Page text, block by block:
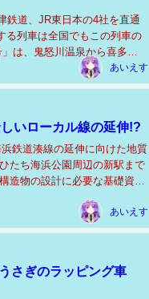
鉄道、JR東日本の4社を直通
る列車は全国でもこの列車の
は、鬼怒川温泉から喜多方
あいえす
いローカル線の延伸!?
鉄道湊線の延伸に向けた地質
たち海浜公園周辺の新駅まで
造物の設計に必要な基礎資料
あいえす
さぎのラッピング車